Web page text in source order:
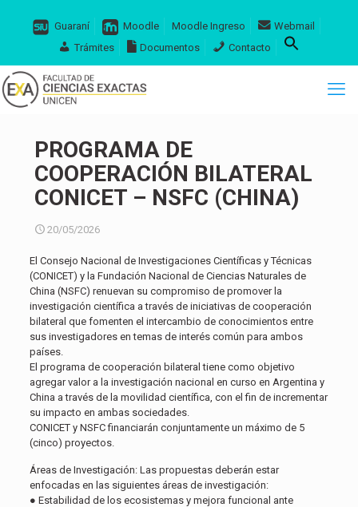
Guaraní Moodle Moodle Ingreso
Webmail
Trámites
Documentos Contacto
PROGRAMA DE
COOPERACIÓN BILATERAL
CONICET – NSFC (CHINA)
20/05/2026
El Consejo Nacional de Investigaciones Científicas y Técnicas
(CONICET) y la Fundación Nacional de Ciencias Naturales de
China (NSFC) renuevan su compromiso de promover la
investigación científica a través de iniciativas de cooperación
bilateral que fomenten el intercambio de conocimientos entre
sus investigadores en temas de interés común para ambos
países.
El programa de cooperación bilateral tiene como objetivo
agregar valor a la investigación nacional en curso en Argentina y
China a través de la movilidad científica, con el fin de incrementar
su impacto en ambas sociedades.
CONICET y NSFC financiarán conjuntamente un máximo de 5
(cinco) proyectos.
Áreas de Investigación:Las propuestas deberán estar
enfocadas en las siguientes áreas de investigación:
● Estabilidad de los ecosistemas y mejora funcional ante